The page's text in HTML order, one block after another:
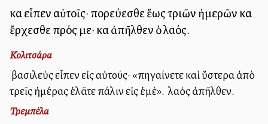
καὶ εἶπεν αὐτοῖς· πορεύεσθε ἕως τριῶν ἡμερῶν καὶ
ἔρχεσθε πρός με· καὶ ἀπῆλθεν ὁ λαός.
Κολιτσάρα
Ὁ βασιλεὺς εἶπεν εἰς αὐτούς· «πηγαίνετε καὶ ὕστερα ἀπὸ
τρεῖς ἡμέρας ἐλᾶτε πάλιν εἰς ἐμέ». Ὁ λαὸς ἀπῆλθεν.
Τρεμπέλα